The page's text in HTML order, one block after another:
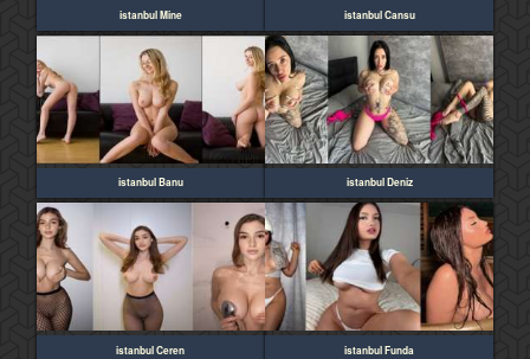
istanbul Mine istanbul Cansu
istanbul Banu istanbul Deniz
istanbul Ceren istanbul Funda